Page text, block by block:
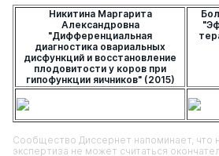
Никитина Маргарита
Александровна
"Дифференциальная
диагностика овариальных
дисфункций и восстановление
плодовитости у коров при
гипофункции яичников" (2015)
Сообщество Диссернет напоминает, что
экспертиза не может считаться